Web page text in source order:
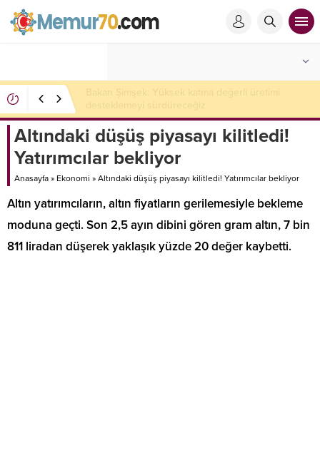
Altındaki düşüş piyasayı kilitledi!
Yatırımcılar bekliyor
Anasayfa » Ekonomi » Altındaki düşüş piyasayı kilitledi! Yatırımcılar bekliyor
Altın yatırımcıların, altın fiyatların gerilemesiyle bekleme
moduna geçti. Son 2,5 ayın dibini gören gram altın, 7 bin
811 liradan düşerek yaklaşık yüzde 20 değer kaybetti.